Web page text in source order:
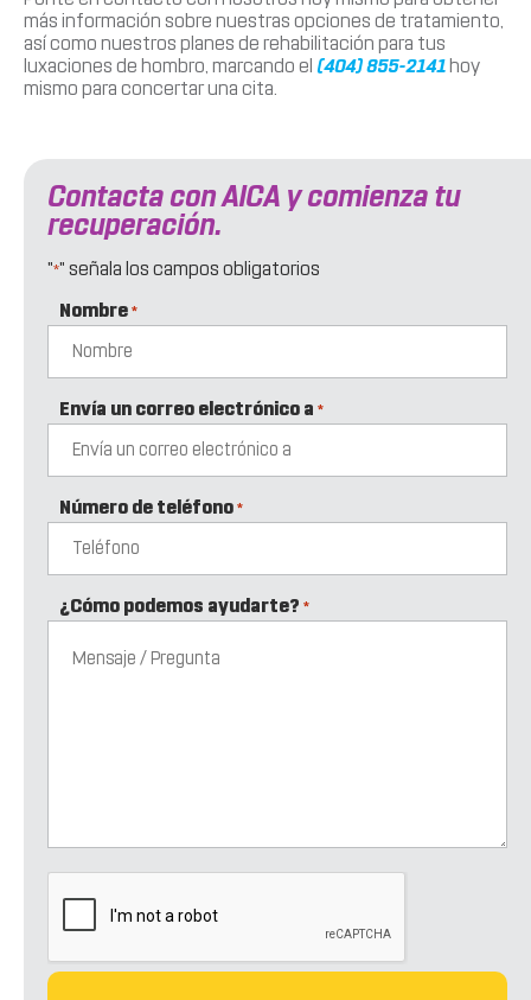
más información sobre nuestras opciones de tratamiento,
así como nuestros planes de rehabilitación para tus
luxaciones de hombro, marcando el (404) 855-2141hoy
mismo para concertar una cita.
Contacta con AICA y comienza tu
recuperación.
"*" señala los campos obligatorios
Nombre *
Envía un correo electrónico a *
Número de teléfono *
¿Cómo podemos ayudarte? *